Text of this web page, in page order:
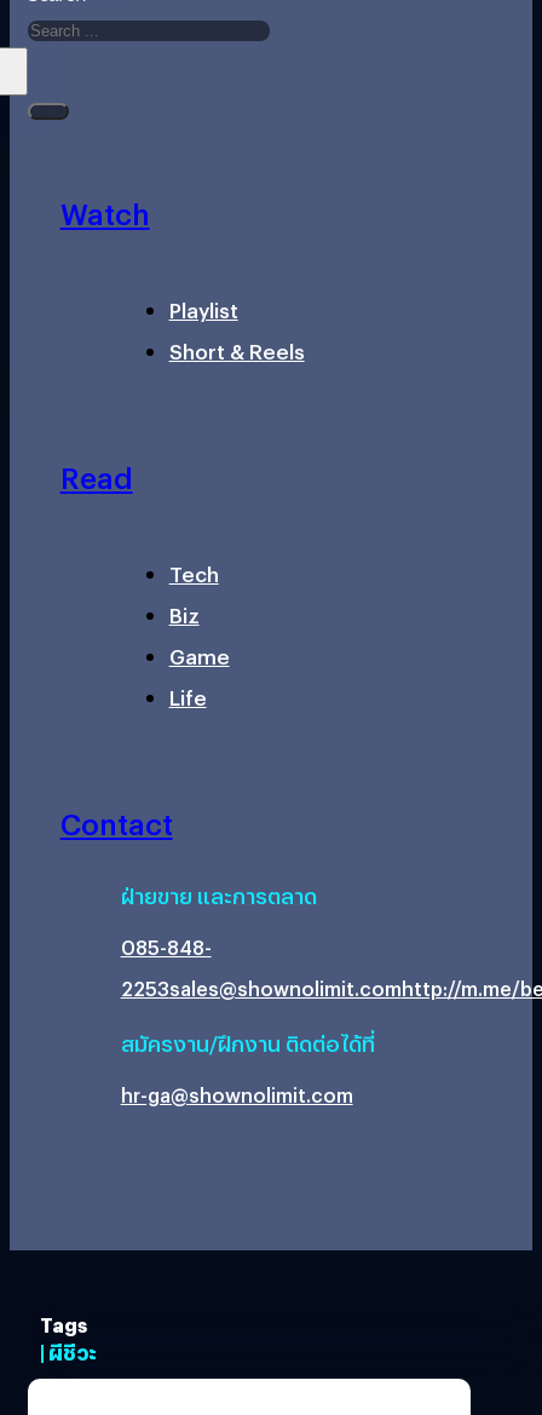
Watch
Playlist
Short & Reels
Read
Tech
Biz
Game
Life
Contact
ฝ่ายขาย และการตลาด
085-848-
2253sales@shownolimit.comhttp://m.me/
สมัครงาน/ฝึกงาน ติดต่อได้ที่
hr-ga@shownolimit.com
Tags
| ผีชีวะ